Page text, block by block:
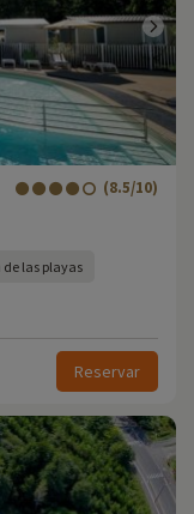
(8.5/10)
de las playas
Reservar